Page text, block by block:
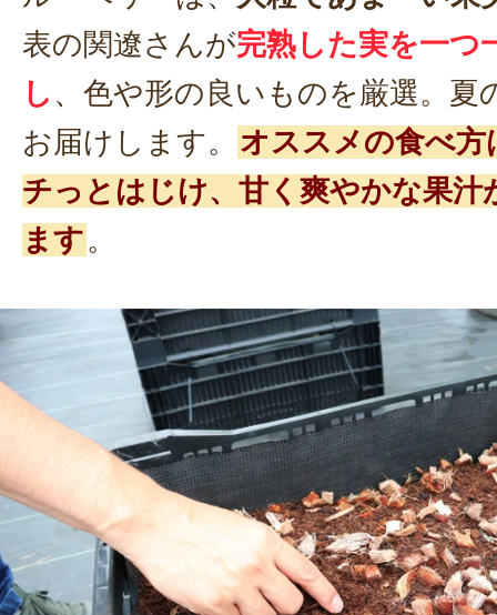
表の関遼さんが完熟した実を一つ
し 、色や形の良いものを厳選。夏
お届けします。 オススメの食べ方
チっとはじけ、甘く爽やかな果汁
ます。